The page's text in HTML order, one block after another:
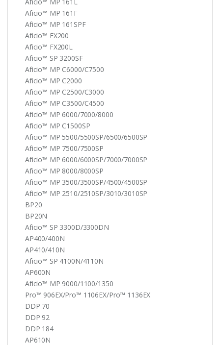
Aficio™ MP 161F
Aficio™ MP 161SPF
Aficio™ FX200
Aficio™ FX200L
Aficio™ SP 3200SF
Aficio™ MP C6000/C7500
Aficio™ MP C2000
Aficio™ MP C2500/C3000
Aficio™ MP C3500/C4500
Aficio™ MP 6000/7000/8000
Aficio™ MP C1500SP
Aficio™ MP 5500/5500SP/6500/6500SP
Aficio™ MP 7500/7500SP
Aficio™ MP 6000/6000SP/7000/7000SP
Aficio™ MP 8000/8000SP
Aficio™ MP 3500/3500SP/4500/4500SP
Aficio™ MP 2510/2510SP/3010/3010SP
BP20
BP20N
Aficio™ SP 3300D/3300DN
AP400/400N
AP410/410N
Aficio™ SP 4100N/4110N
AP600N
Aficio™ MP 9000/1100/1350
Pro™ 906EX/Pro™ 1106EX/Pro™ 1136EX
DDP 70
DDP 92
DDP 184
AP610N